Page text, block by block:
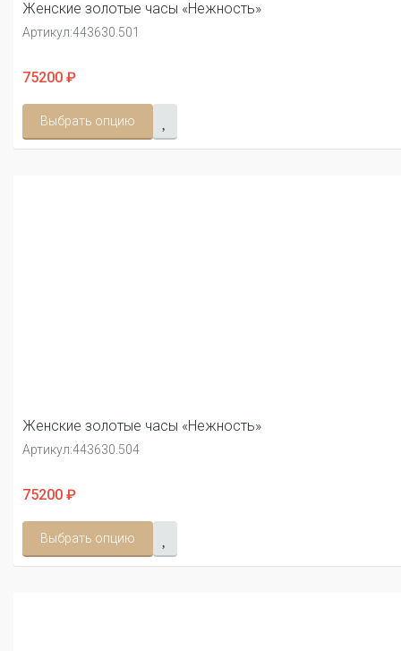
Женские золотые часы «Нежность»
Артикул:443630.501
75200 ₽
Выбрать опцию
Женские золотые часы «Нежность»
Артикул:443630.504
75200 ₽
Выбрать опцию